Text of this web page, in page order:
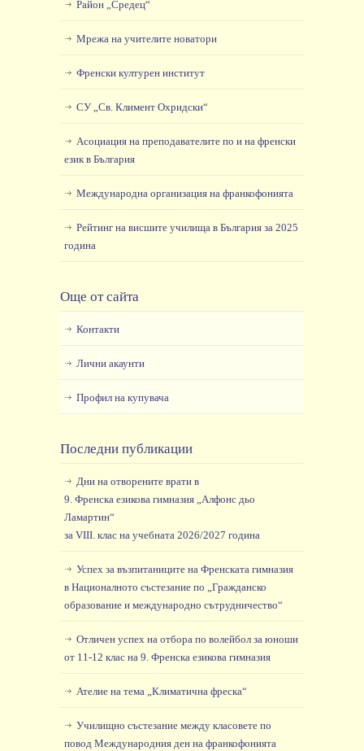
Район „Средец“
Мрежа на учителите новатори
Френски културен институт
СУ „Св. Климент Охридски“
Асоциация на преподавателите по и на френски
език в България
Международна организация на франкофонията
Рейтинг на висшите училища в България за 2025
година
Още от сайта
Контакти
Лични акаунти
Профил на купувача
Последни публикации
Дни на отворените врати в
9. Френска езикова гимназия „Алфонс дьо
Ламартин“
за VIII. клас на учебната 2026/2027 година
Успех за възпитаниците на Френската гимназия
в Националното състезание по „Гражданско
образование и международно сътрудничество“
Отличен успех на отбора по волейбол за юноши
от 11-12 клас на 9. Френска езикова гимназия
Ателие на тема „Климатична фреска“
Училищно състезание между класовете по
повод Международния ден на франкофонията